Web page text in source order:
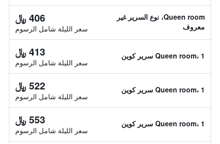
Queen room، نوع السرير غير
معروف
406 ﷼
سعر الليلة شامل الرسوم
Queen room، 1 سرير كوين 413 ﷼
سعر الليلة شامل الرسوم
Queen room، 1 سرير كوين 522 ﷼
سعر الليلة شامل الرسوم
Queen room، 1 سرير كوين 553 ﷼
سعر الليلة شامل الرسوم